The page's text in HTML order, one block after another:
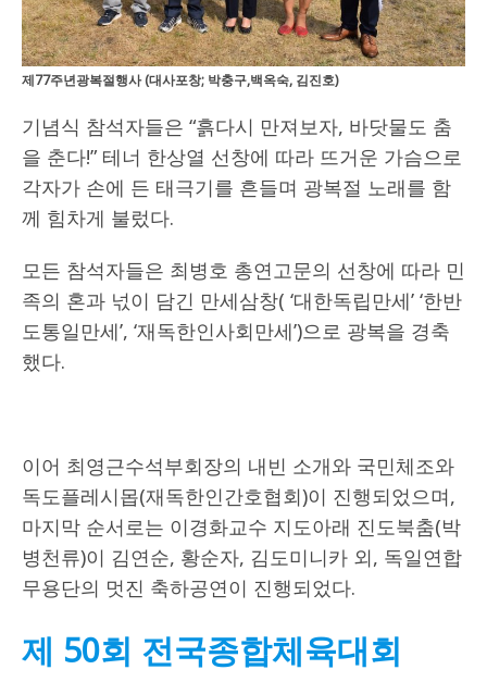
제77주년광복절행사 (대사포창; 박충구,백옥숙, 김진호)
기념식 참석자들은 “흙다시 만져보자, 바닷물도 춤
을 춘다!” 테너 한상열 선창에 따라 뜨거운 가슴으로
각자가 손에 든 태극기를 흔들며 광복절 노래를 함
께 힘차게 불렀다.
모든 참석자들은 최병호 총연고문의 선창에 따라 민
족의 혼과 넋이 담긴 만세삼창( ‘대한독립만세’ ‘한반
도통일만세’, ‘재독한인사회만세’)으로 광복을 경축
했다.
이어 최영근수석부회장의 내빈 소개와 국민체조와
독도플레시몹(재독한인간호협회)이 진행되었으며,
마지막 순서로는 이경화교수 지도아래 진도북춤(박
병천류)이 김연순, 황순자, 김도미니카 외, 독일연합
무용단의 멋진 축하공연이 진행되었다.
제 50회 전국종합체육대회